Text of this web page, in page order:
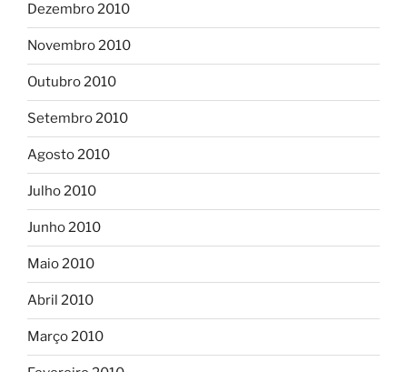
Dezembro 2010
Novembro 2010
Outubro 2010
Setembro 2010
Agosto 2010
Julho 2010
Junho 2010
Maio 2010
Abril 2010
Março 2010